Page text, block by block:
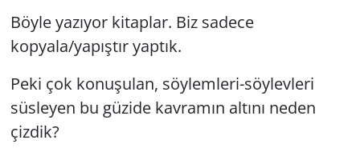
Böyle yazıyor kitaplar. Biz sadece
kopyala/yapıştır yaptık.
Peki çok konuşulan, söylemleri-söylevleri
süsleyen bu güzide kavramın altını neden
çizdik?